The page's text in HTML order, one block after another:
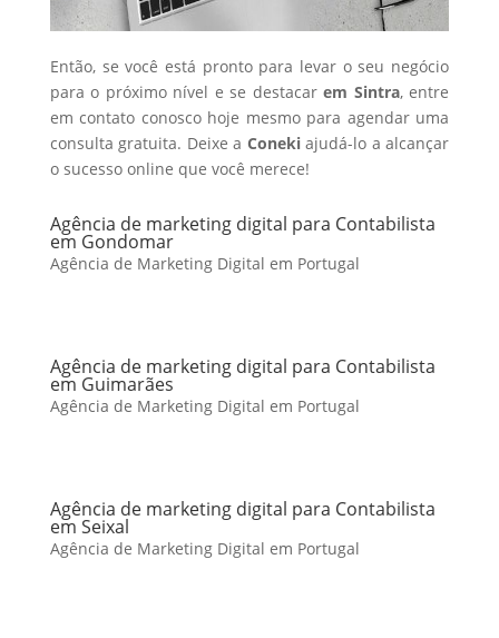
Então, se você está pronto para levar o seu negócio
para o próximo nível e se destacarem Sintra, entre
em contato conosco hoje mesmo para agendar uma
consulta gratuita. Deixe a Conekiajudá-lo a alcançar
o sucesso online que você merece!
Agência de marketing digital para Contabilista
em Gondomar
Agência de Marketing Digital em Portugal
Agência de marketing digital para Contabilista
em Guimarães
Agência de Marketing Digital em Portugal
Agência de marketing digital para Contabilista
em Seixal
Agência de Marketing Digital em Portugal